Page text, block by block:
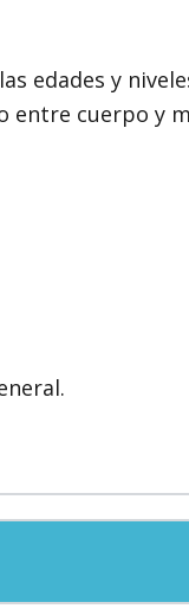
edades y
cuerpo y